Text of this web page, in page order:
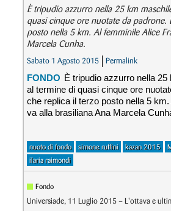
È tripudio azzurro nella 25 km
quasi cinque ore nuotate da padrone.
posto nella 5 km. Al femminile Alice
Marcela Cunha.
Sabato 1 Agosto 2015 Permalink
FONDO È tripudio azzurro nella
al termine di quasi cinque ore
che replica il terzo posto nella 5
va alla brasiliana Ana Marcela
nuoto di fondo simone ruffini kazan 2015
ilaria raimondi
Fondo
Universiade, 11 Luglio 2015 – L'ottava e